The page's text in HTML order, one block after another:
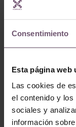
Consentimiento
Esta página web
Las cookies de
el contenido y
sociales y
información
Baldosas
Mod. MC24
LEER MÁS